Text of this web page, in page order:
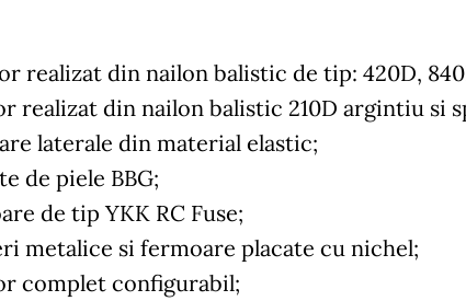
realizat din nailon balistic de tip: 420D,
realizat din nailon balistic 210D argintiu si
laterale din material elastic;
de piele BBG;
de tip YKK RC Fuse;
metalice si fermoare placate cu nichel;
complet configurabil;